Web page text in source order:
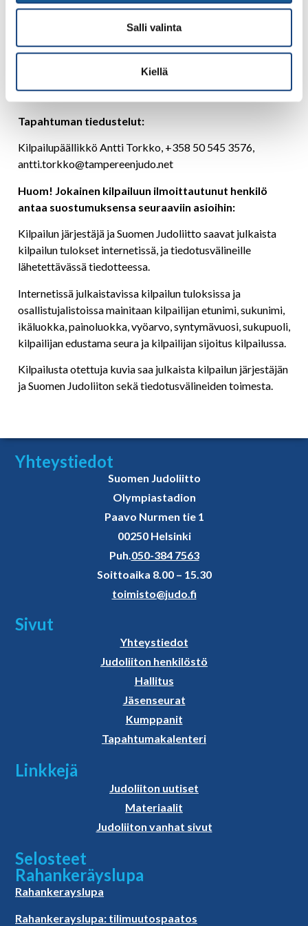
Salli valinta
Kiellä
Ilmoittautumismaksu:
25 EUR/kilpailija/sarja. TamJu:n tilille: Nordea FI 69 2076
Kuitti esitettävä kisapaikalla ilmoittauduttaessa.
Tapahtuman tiedustelut:
Kilpailupäällikkö Antti Torkko, +358 50 545 3576,
antti.torkko@tampereenjudo.net
Huom! Jokainen kilpailuun ilmoittautunut henkilö
antaa suostumuksensa seuraaviin asioihin:
Kilpailun järjestäjä ja Suomen Judoliitto saavat julkaista
kilpailun tulokset internetissä, ja tiedotusvälineille
lähetettävässä tiedotteessa.
Internetissä julkaistavissa kilpailun tuloksissa ja
osallistujalistoissa mainitaan kilpailijan etunimi, sukunimi,
ikäluokka, painoluokka, vyöarvo, syntymävuosi, sukupuoli,
kilpailijan edustama seura ja kilpailijan sijoitus kilpailussa.
Kilpailusta otettuja kuvia saa julkaista kilpailun järjestäjän
ja Suomen Judoliiton sekä tiedotusvälineiden toimesta.
Yhteystiedot
Suomen Judoliitto
Olympiastadion
Paavo Nurmen tie 1
00250 Helsinki
Puh.050-384 7563
Soittoaika 8.00 – 15.30
toimisto@judo.fi
Sivut
Yhteystiedot
Judoliiton henkilöstö
Hallitus
Jäsenseurat
Kumppanit
Tapahtumakalenteri
Linkkejä
Judoliiton uutiset
Materiaalit
Judoliiton vanhat sivut
Selosteet
Rahankeräyslupa
Rahankerayslupa
Rahankerayslupa: tilimuutospaatos